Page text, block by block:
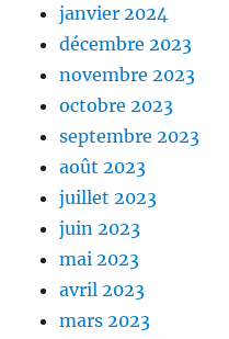
janvier 2024
décembre 2023
novembre 2023
octobre 2023
septembre 2023
août 2023
juillet 2023
juin 2023
mai 2023
avril 2023
mars 2023